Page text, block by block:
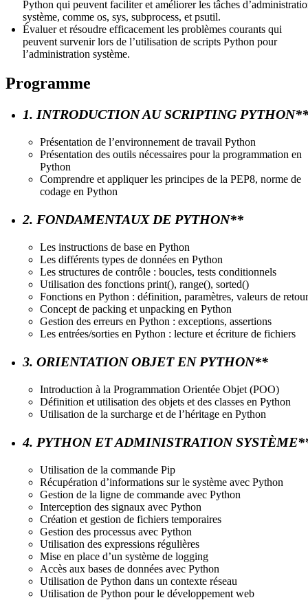
Python qui peuvent faciliter et améliorer les tâches
système, comme os, sys, subprocess, et psutil.
Évaluer et résoudre efficacement les problèmes courants qui
peuvent survenir lors de l’utilisation de scripts Python pour
l’administration système.
Programme
1. INTRODUCTION AU SCRIPTING PYTHON**
Présentation de l’environnement de travail Python
Présentation des outils nécessaires pour la programmation en
Python
Comprendre et appliquer les principes de la PEP8, norme de
codage en Python
2. FONDAMENTAUX DE PYTHON**
Les instructions de base en Python
Les différents types de données en Python
Les structures de contrôle : boucles, tests conditionnels
Utilisation des fonctions print(), range(), sorted()
Fonctions en Python : définition, paramètres, valeurs de retour
Concept de packing et unpacking en Python
Gestion des erreurs en Python : exceptions, assertions
Les entrées/sorties en Python : lecture et écriture de fichiers
3. ORIENTATION OBJET EN PYTHON**
Introduction à la Programmation Orientée Objet (POO)
Définition et utilisation des objets et des classes en Python
Utilisation de la surcharge et de l’héritage en Python
4. PYTHON ET ADMINISTRATION
Utilisation de la commande Pip
Récupération d’informations sur le système avec Python
Gestion de la ligne de commande avec Python
Interception des signaux avec Python
Création et gestion de fichiers temporaires
Gestion des processus avec Python
Utilisation des expressions régulières
Mise en place d’un système de logging
Accès aux bases de données avec Python
Utilisation de Python dans un contexte réseau
Utilisation de Python pour le développement web